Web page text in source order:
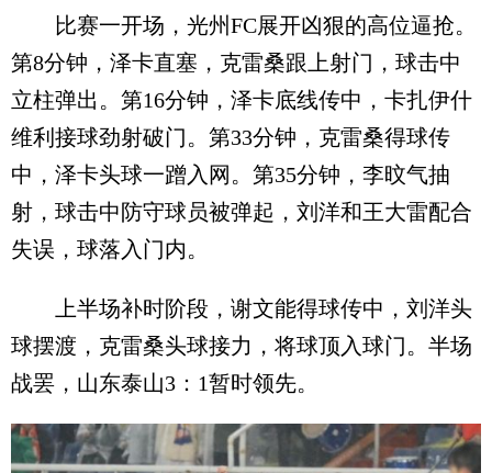
比赛一开场，光州FC展开凶狠的高位逼抢。
第8分钟，泽卡直塞，克雷桑跟上射门，球击中
立柱弹出。第16分钟，泽卡底线传中，卡扎伊什
维利接球劲射破门。第33分钟，克雷桑得球传
中，泽卡头球一蹭入网。第35分钟，李旼气抽
射，球击中防守球员被弹起，刘洋和王大雷配合
失误，球落入门内。
上半场补时阶段，谢文能得球传中，刘洋头
球摆渡，克雷桑头球接力，将球顶入球门。半场
战罢，山东泰山3：1暂时领先。